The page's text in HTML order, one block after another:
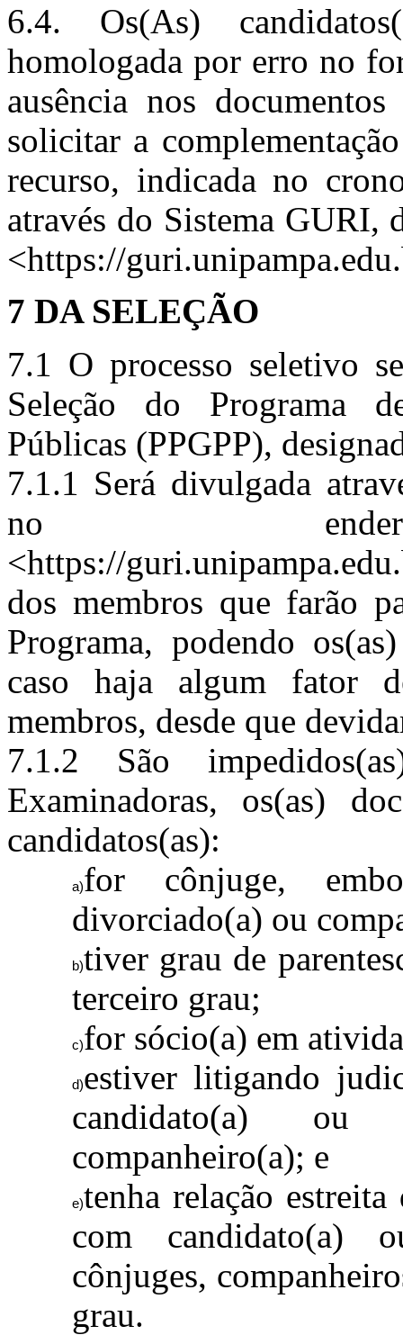
6.4. Os(As)
homologada por erro no
ausência nos
solicitar a
recurso, indicada no
através do Sistema GURI,
<https://
7 DA SELEÇÃO
7.1 O processo seletivo
Seleção do Programa
Públicas (PPGPP),
7.1.1 Será divulgada
no
<https://
dos membros que farão
Programa, podendo
caso haja algum fator
membros, desde que
7.1.2 São
Examinadoras, os(as)
candidatos(as):
for cônjuge,
divorciado(a) ou
tiver grau de
terceiro grau;
for sócio(a) em
estiver litigando
candidato(a) ou
companheiro(a); e
tenha relação
com candidato(a)
cônjuges,
grau.